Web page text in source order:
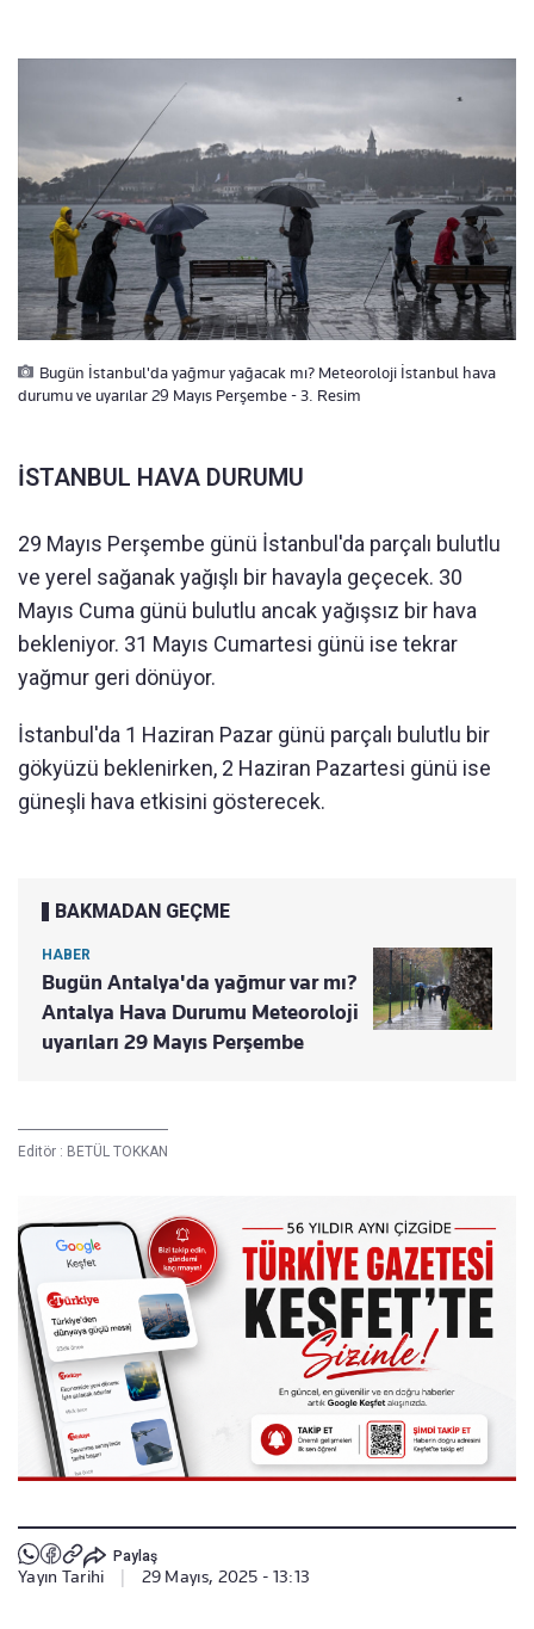
Bugün İstanbul'da yağmur yağacak mı? Meteoroloji İstanbul hava
durumu ve uyarılar 29 Mayıs Perşembe - 3. Resim
İSTANBUL HAVA DURUMU
29 Mayıs Perşembe günü İstanbul'da parçalı bulutlu
ve yerel sağanak yağışlı bir havayla geçecek. 30
Mayıs Cuma günü bulutlu ancak yağışsız bir hava
bekleniyor. 31 Mayıs Cumartesi günü ise tekrar
yağmur geri dönüyor.
İstanbul'da 1 Haziran Pazar günü parçalı bulutlu bir
gökyüzü beklenirken, 2 Haziran Pazartesi günü ise
güneşli hava etkisini gösterecek.
BAKMADAN GEÇME
HABER
Bugün Antalya'da yağmur var mı?
Antalya Hava Durumu Meteoroloji
uyarıları 29 Mayıs Perşembe
Editör : BETÜL TOKKAN
Paylaş
Yayın Tarihi 29 Mayıs, 2025 - 13:13